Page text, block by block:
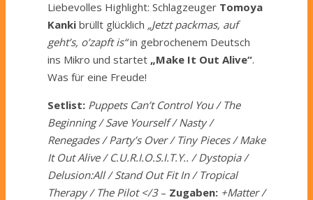
Liebevolles Highlight: Schlagzeuger Tomoya
Kanki brüllt glücklich „Jetzt packmas, auf
geht’s, o’zapft is“in gebrochenem Deutsch
ins Mikro und startet „Make It Out Alive“.
Was für eine Freude!
Setlist: Puppets Can’t Control You / The
Beginning / Save Yourself / Nasty /
Renegades / Party’s Over / Tiny Pieces / Make
It Out Alive / C.U.R.I.O.S.I.T.Y.. / Dystopia /
Delusion:All / Stand Out Fit In / Tropical
Therapy / The Pilot </3– Zugaben: +Matter /